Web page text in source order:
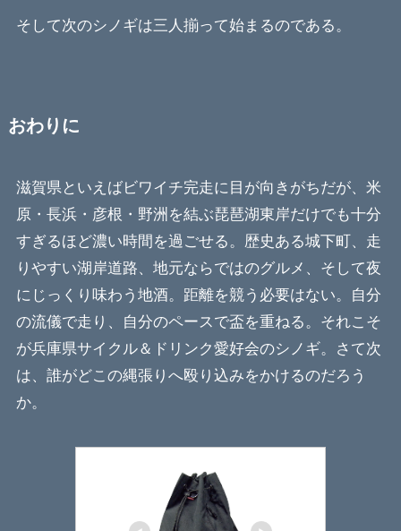
そして次のシノギは三人揃って始まるのである。
おわりに
滋賀県といえばビワイチ完走に目が向きがちだが、米
原・長浜・彦根・野洲を結ぶ琵琶湖東岸だけでも十分
すぎるほど濃い時間を過ごせる。歴史ある城下町、走
りやすい湖岸道路、地元ならではのグルメ、そして夜
にじっくり味わう地酒。距離を競う必要はない。自分
の流儀で走り、自分のペースで盃を重ねる。それこそ
が兵庫県サイクル＆ドリンク愛好会のシノギ。さて次
は、誰がどこの縄張りへ殴り込みをかけるのだろう
か。